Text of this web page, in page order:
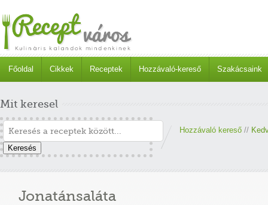
Főoldal Cikkek Receptek Hozzávaló-kereső Szakácsaink
Mit keresel
Keresés
Hozzávaló kereső //
Jonatánsaláta